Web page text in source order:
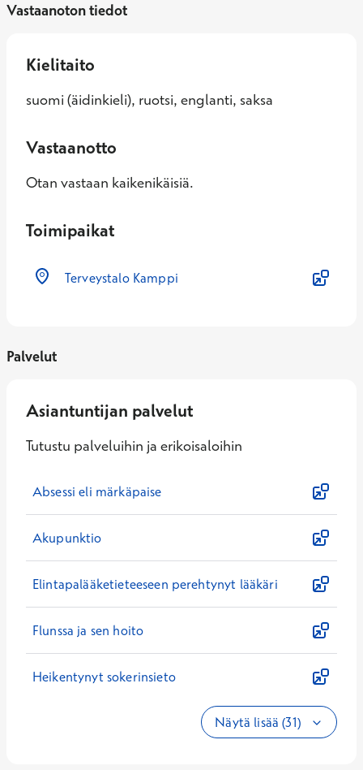
Vastaanoton tiedot
Kielitaito
suomi (äidinkieli), ruotsi, englanti, saksa
Vastaanotto
Otan vastaan kaikenikäisiä.
Toimipaikat
Terveystalo Kamppi
Palvelut
Asiantuntijan palvelut
Tutustu palveluihin ja erikoisaloihin
Absessi eli märkäpaise
Akupunktio
Elintapalääketieteeseen perehtynyt lääkäri
Flunssa ja sen hoito
Heikentynyt sokerinsieto
Näytä lisää (31)